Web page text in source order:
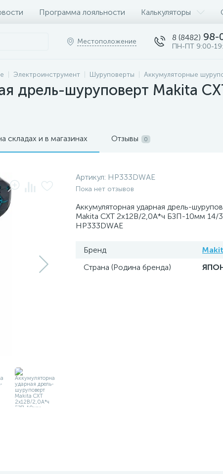
Программа лояльности Калькуляторы
Местоположение 8 (8482) 98-
ПН-ПТ 9:00-
Электроинструмент Шуруповерты Аккумуляторные
дрель-шуруповерт Makita
складах и в магазинах Отзывы 0
Артикул: HP333DWAE
Пока нет отзывов
Аккумуляторная ударная дрель-
Makita CXT 2х12В/2,0А*ч БЗП-10мм 14/
HP333DWAE
Бренд
Страна (Родина бренда)